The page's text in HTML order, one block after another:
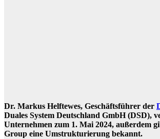
Dr. Markus Helftewes, Geschäftsführer der
Duales System Deutschland GmbH (DSD),
Unternehmen zum 1. Mai 2024, außerdem
Group eine Umstrukturierung bekannt.